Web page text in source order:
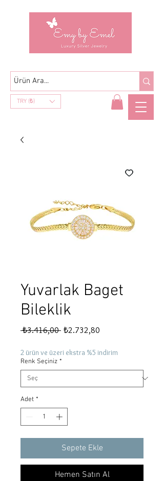
TRY (₺)
Yuvarlak Baget
Bileklik
₺3.416,00 Normal
₺2.732,80
2 ürün ve üzeri ekstra %5 indirim
Renk Seçiniz *
Adet *
Sepete Ekle
Hemen Satın Al